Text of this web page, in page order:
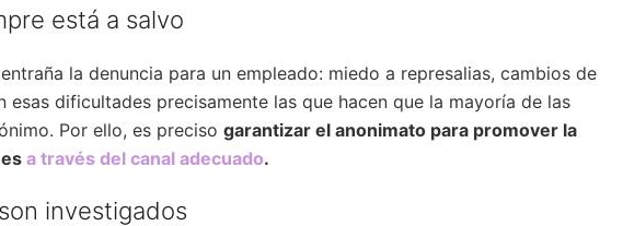
está a salvo
la denuncia para un empleado: miedo a represalias, cambios de
dificultades precisamente las que hacen que la mayoría de las
Por ello, es precisogarantizar el anonimato para promover la
a través del canal adecuado.
investigados